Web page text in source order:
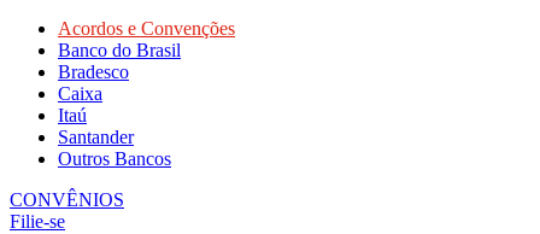
Acordos e Convenções
Banco do Brasil
Bradesco
Caixa
Itaú
Santander
Outros Bancos
CONVÊNIOS
Filie-se